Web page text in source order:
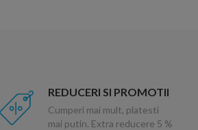
REDUCERI SI PROMOTII
Cumperi mai mult, platesti
mai putin. Extra reducere 5 %